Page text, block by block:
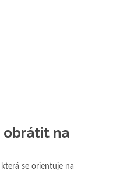
obrátit na
se orientuje na